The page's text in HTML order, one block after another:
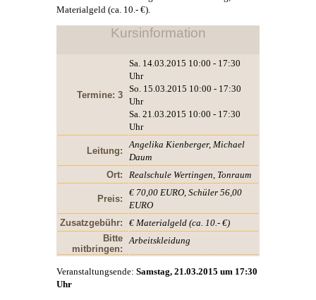
Materialgeld (ca. 10.- €).
Kursinformation
Termine: 3
Sa. 14.03.2015 10:00 - 17:30
Uhr
So. 15.03.2015 10:00 - 17:30
Uhr
Sa. 21.03.2015 10:00 - 17:30
Uhr
Leitung:
Angelika Kienberger, Michael
Daum
Ort:
Realschule Wertingen, Tonraum
Preis:
€ 70,00 EURO, Schüler 56,00
EURO
Zusatzgebühr:
€ Materialgeld (ca. 10.- €)
Bitte
mitbringen:
Arbeitskleidung
Veranstaltungsende: Samstag, 21.03.2015 um 17:30
Uhr